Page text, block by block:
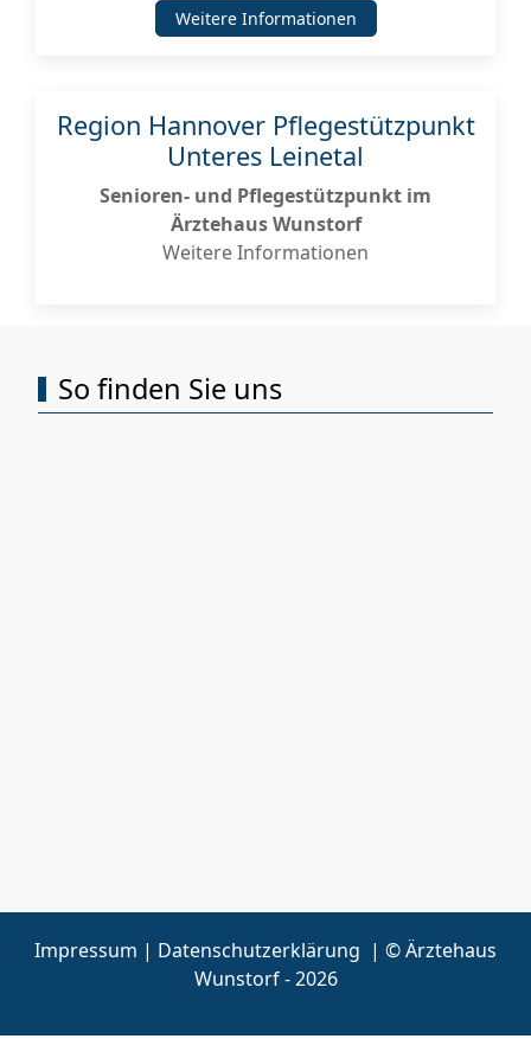
Weitere Informationen
Region Hannover Pflegestützpunkt
Unteres Leinetal
Senioren- und Pflegestützpunkt im
Ärztehaus Wunstorf
Weitere Informationen
So finden Sie uns
Impressum | Datenschutzerklärung | © Ärztehaus
Wunstorf - 2026